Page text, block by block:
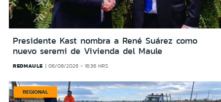
Presidente Kast nombra a René Suárez como
nuevo seremi de Vivienda del Maule
REDMAULE 06/08/2026 - 16:36 HRS
REGIONAL